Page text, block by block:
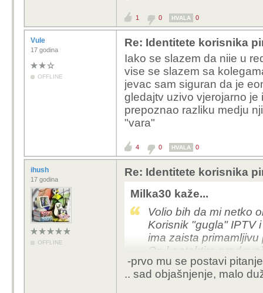
1 0 HVALA 0
Vule
17 godina
OFFLINE
Re: Identitete korisnika
Iako se slazem da niie u
vise se slazem sa
jevac sam siguran da je
gledajtv uzivo vjerojarno
prepoznao razliku medju
"vara"
4 0 HVALA 0
ihush
17 godina
OFFLINE
Re: Identitete korisnika
Milka30 kaže...
Volio bih da mi netko
Korisnik "gugla" IPTV
ima zaista
On kontaktira
korištenje usluge!
Kako korisnik može
-prvo mu se postavi
.. sad objašnjenje, malo